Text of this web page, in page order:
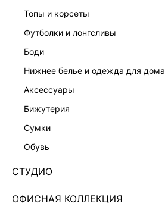
топы и корсеты
футболки и лонгсливы
боди
нижнее белье и одежда для дома
аксессуары
бижутерия
сумки
обувь
СТУДИО
ОФИСНАЯ КОЛЛЕКЦИЯ
Нет в наличии
ЦВЕТ:ЧЕРНЫЙ